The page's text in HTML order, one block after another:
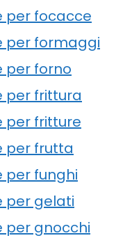
per focacce
per formaggi
per forno
per frittura
per fritture
per frutta
per funghi
per gelati
per gnocchi